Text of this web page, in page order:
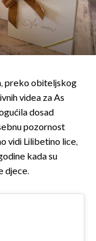
preko obiteljskog
videa za As
dosad
pozornost
vidi Lilibetino lice,
kada su
djece.